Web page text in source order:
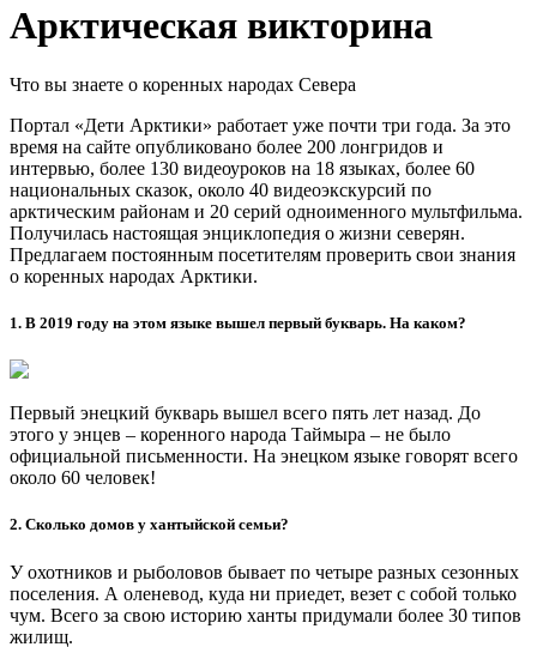
Караоке
RU EN
Узнать о языке
Вепсский
Эвенкийский
Долганский
Ненецкий
Ительменский
Саамский
Энецкий
Карельский
Эскимосский
Хантыйский
Юкагирский
Корякский
Чукотский